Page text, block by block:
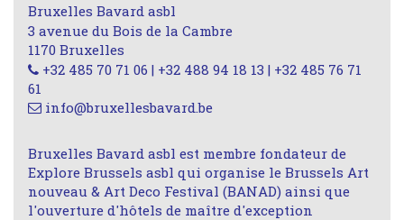
Bruxelles Bavard asbl
3 avenue du Bois de la Cambre
1170 Bruxelles
+32 485 70 71 06 | +32 488 94 18 13 | +32 485 76 71
61
info@bruxellesbavard.be
Bruxelles Bavard asbl est membre fondateur de
Explore Brussels asbl qui organise le Brussels Art
nouveau & Art Deco Festival (BANAD) ainsi que
l'ouverture d'hôtels de maître d'exception